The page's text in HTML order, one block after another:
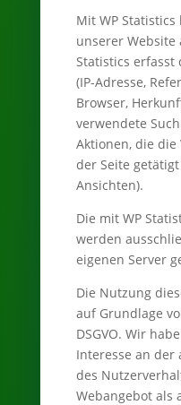
Mit WP
unserer Website
Statistics erfasst
(IP-Adresse,
Browser,
verwendete
Aktionen, die
der Seite
Ansichten).
Die mit WP
werden
eigenen Server
Die Nutzung
auf Grundlage
DSGVO. Wir
Interesse an der
des
Webangebot als